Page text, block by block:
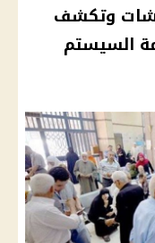
وتكشف